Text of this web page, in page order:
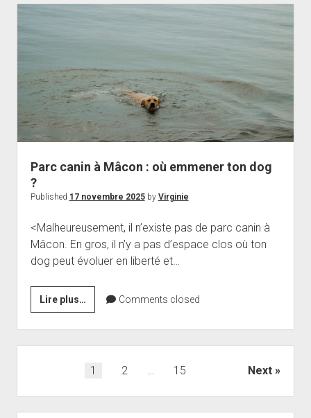
à
aller
?
Parc canin à Mâcon : où emmener ton dog
?
Published 17 novembre 2025by Virginie
<Malheureusement, il n’existe pas de parc canin à
Mâcon. En gros, il n’y a pas d’espace clos où ton
dog peut évoluer en liberté et…
Lire plus… Parc
canin
à
Mâcon
emmener
ton
Comments closed
Pagination
1 2 15 Next